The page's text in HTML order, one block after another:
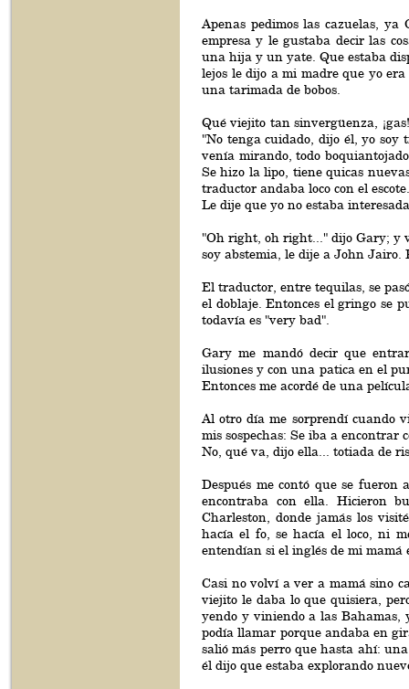
Apenas pedimos las cazuelas,
empresa y le gustaba decir las
una hija y un yate. Que estaba
lejos le dijo a mi madre que yo
una tarimada de bobos.
Qué viejito tan sinvergüenza,
"No tenga cuidado, dijo él, yo
venía mirando, todo
Se hizo la lipo, tiene quicas
traductor andaba loco con el escote.
Le dije que yo no estaba
"Oh right, oh right..." dijo Gary; y
soy abstemia, le dije a John Jairo.
El traductor, entre tequilas, se
el doblaje. Entonces el gringo se
todavía es "very bad".
Gary me mandó decir que
ilusiones y con una patica en el
Entonces me acordé de una
Al otro día me sorprendí cuando
mis sospechas: Se iba a
No, qué va, dijo ella... totiada de
Después me contó que se
encontraba con ella. Hicieron
Charleston, donde jamás los
hacía el fo, se hacía el loco, ni
entendían si el inglés de mi mamá
Casi no volví a ver a mamá sino
viejito le daba lo que quisiera,
yendo y viniendo a las
podía llamar porque andaba en
salió más perro que hasta ahí:
él dijo que estaba explorando